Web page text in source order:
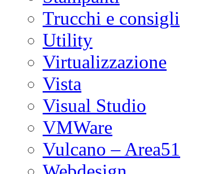
Trucchi e consigli
Utility
Virtualizzazione
Vista
Visual Studio
VMWare
Vulcano – Area51